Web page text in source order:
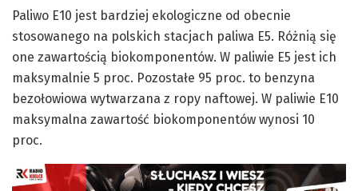
Paliwo E10 jest bardziej ekologiczne od obecnie
stosowanego na polskich stacjach paliwa E5. Różnią się
one zawartością biokomponentów. W paliwie E5 jest ich
maksymalnie 5 proc. Pozostałe 95 proc. to benzyna
bezołowiowa wytwarzana z ropy naftowej. W paliwie E10
maksymalna zawartość biokomponentów wynosi 10
proc.